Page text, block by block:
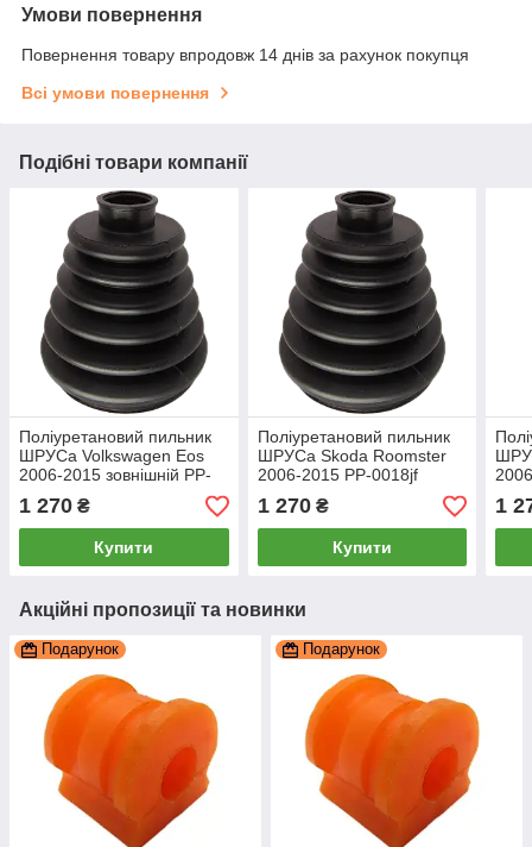
Умови повернення
Повернення товару впродовж 14 днів за рахунок покупця
Всі умови повернення
Подібні товари компанії
Поліуретановий пильник
ШРУСа Volkswagen Eos
2006-2015 зовнішній PP-
0018jf ЗМІНА КОЛЬОРУ
1 270 ₴
Купити
Поліуретановий пильник
ШРУСа Skoda Roomster
2006-2015 PP-0018jf
ЗМІНА КОЛЬОРУ
1 270₴
Купити
1
Акційні пропозиції та новинки
Подарунок Подарунок